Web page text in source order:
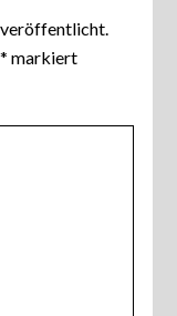
* markiert